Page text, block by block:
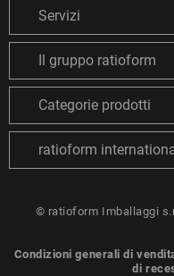
Servizi
Il gruppo ratioform
Categorie prodotti
ratioform
© ratioform Imballaggi
Condizioni generali di
di